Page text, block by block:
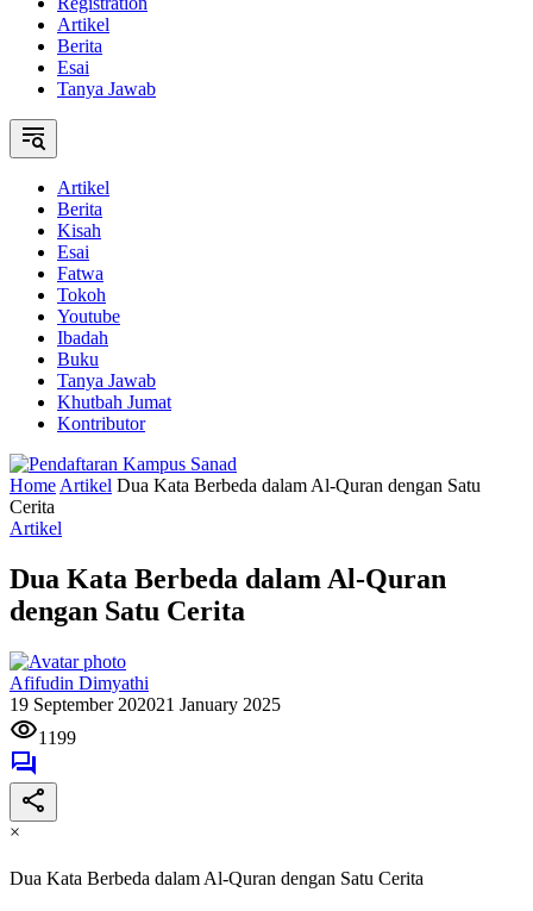
Artikel
Berita
Esai
Tanya Jawab
Artikel
Berita
Kisah
Esai
Fatwa
Tokoh
Youtube
Ibadah
Buku
Tanya Jawab
Khutbah Jumat
Kontributor
Home Artikel Dua Kata Berbeda dalam Al-Quran dengan Satu
Cerita
Artikel
Dua Kata Berbeda dalam Al-Quran
dengan Satu Cerita
Afifudin Dimyathi
19 September 202021 January 2025
1199
×
Dua Kata Berbeda dalam Al-Quran dengan Satu Cerita